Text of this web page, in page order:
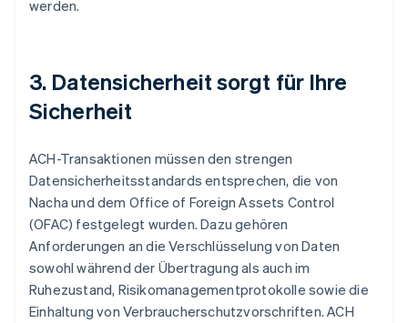
werden.
3. Datensicherheit sorgt für Ihre
Sicherheit
ACH-Transaktionen müssen den strengen
Datensicherheitsstandards entsprechen, die von
Nacha und dem Office of Foreign Assets Control
(OFAC) festgelegt wurden. Dazu gehören
Anforderungen an die Verschlüsselung von Daten
sowohl während der Übertragung als auch im
Ruhezustand, Risikomanagementprotokolle sowie die
Einhaltung von Verbraucherschutzvorschriften. ACH